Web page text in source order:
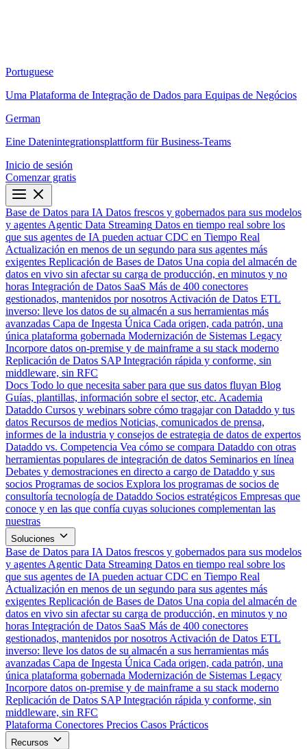
Portuguese
Uma Plataforma de Integração de Dados para Equipas de Negócios
German
Eine Datenintegrationsplattform für Business-Teams
Inicio de sesión
Comenzar gratis
Base de Datos para IA Datos frescos y gobernados para sus modelos
y agentes Agentic Data Streaming Datos en tiempo real sobre los
que sus agentes de IA pueden actuar CDC en Tiempo Real
Actualización en menos de un segundo para sus agentes más
exigentes Replicación de Bases de Datos Una copia del almacén de
datos en vivo sin afectar su carga de producción, en minutos y no
horas Integración de Datos SaaS Más de 400 conectores
gestionados, mantenidos por nosotros Activación de Datos ETL
inverso: lleve los datos de su almacén a sus herramientas más
avanzadas Capa de Ingesta Única Cada origen, cada patrón, una
única plataforma gobernada Modernización de Sistemas Legacy
Incorpore datos on-premise y de mainframe a su stack moderno
Replicación de Datos SAP Integración rápida y conforme, sin
middleware, sin RFC
Docs Todo lo que necesita saber para que sus datos fluyan Blog
Guías, plantillas, información sobre el sector, etc. Academia
Dataddo Cursos y webinars sobre cómo tragajar con Dataddo y tus
datos Recursos de medios Noticias, comunicados de prensa,
informes de la industria y consejos de estrategia de datos de expertos
Dataddo vs. Competencia Vea cómo se compara Dataddo con otras
herramientas populares de integración de datos Seminarios en línea
Debates y demostraciones en directo a cargo de Dataddo y sus
socios Programas de socios Explora los programas de socios de
consultoría tecnología de Dataddo Socios estratégicos Empresas que
conoce y en las que confía cuyas soluciones complementan las
nuestras
Soluciones
Base de Datos para IA Datos frescos y gobernados para sus modelos
y agentes Agentic Data Streaming Datos en tiempo real sobre los
que sus agentes de IA pueden actuar CDC en Tiempo Real
Actualización en menos de un segundo para sus agentes más
exigentes Replicación de Bases de Datos Una copia del almacén de
datos en vivo sin afectar su carga de producción, en minutos y no
horas Integración de Datos SaaS Más de 400 conectores
gestionados, mantenidos por nosotros Activación de Datos ETL
inverso: lleve los datos de su almacén a sus herramientas más
avanzadas Capa de Ingesta Única Cada origen, cada patrón, una
única plataforma gobernada Modernización de Sistemas Legacy
Incorpore datos on-premise y de mainframe a su stack moderno
Replicación de Datos SAP Integración rápida y conforme, sin
middleware, sin RFC
Plataforma Conectores Precios Casos Prácticos
Recursos